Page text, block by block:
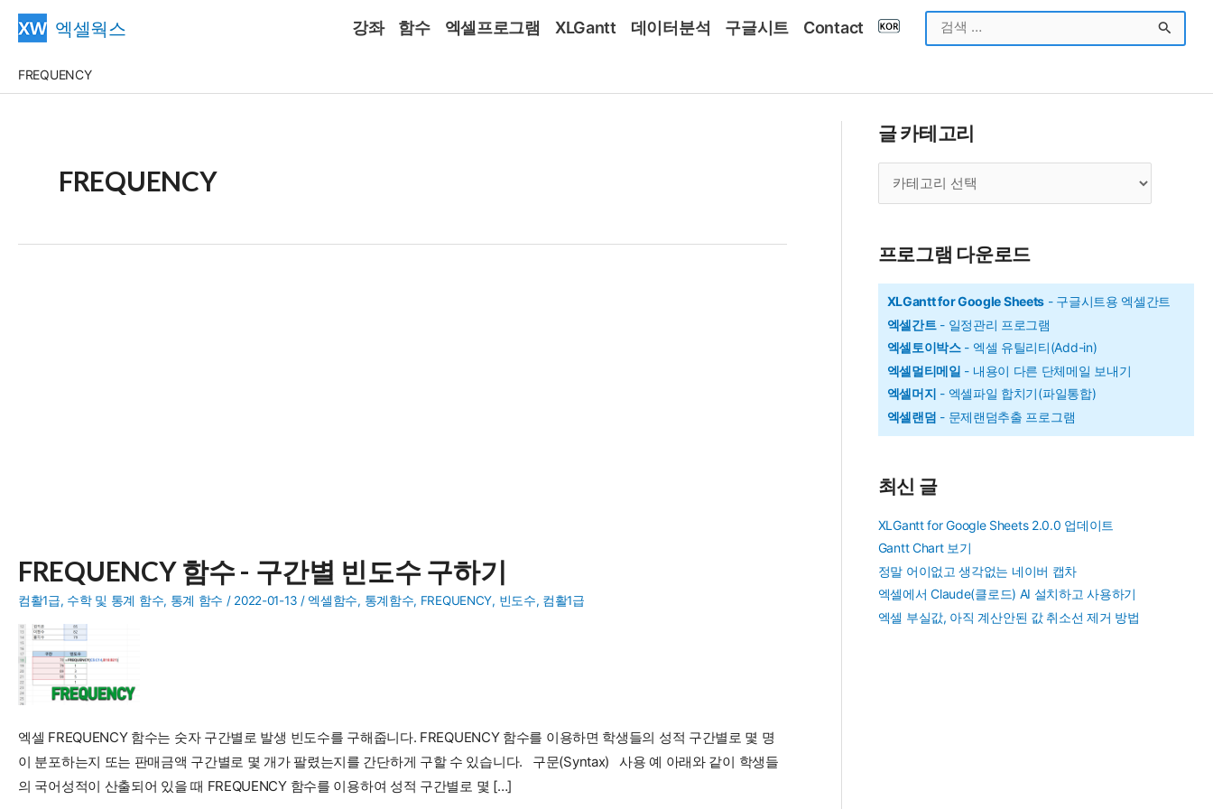
엑셀웍스 강좌 함수 엑셀프로그램 XLGantt 데이터분석 구글시트 Contact
색
상
FREQUENCY
FREQUENCY
FREQUENCY 함수 - 구간별 빈도수 구하기
컴활1급, 수학 및 통계 함수, 통계 함수 / 2022-01-13 / 엑셀함수, 통계함수, FREQUENCY, 빈도수, 컴활1급
엑셀 FREQUENCY 함수는 숫자 구간별로 발생 빈도수를 구해줍니다. FREQUENCY 함수를 이용하면 학생들의 성적 구간별로 몇 명
이 분포하는지 또는 판매금액 구간별로 몇 개가 팔렸는지를 간단하게 구할 수 있습니다. 구문(Syntax) 사용 예 아래와 같이 학생들
의 국어성적이 산출되어 있을 때 FREQUENCY 함수를 이용하여 성적 구간별로 몇 […]
글 카테고리
리
프로그램 다운로드
XLGantt for Google Sheets - 구글시트용 엑셀간트
엑셀간트- 일정관리 프로그램
엑셀토이박스- 엑셀 유틸리티(Add-in)
엑셀멀티메일 - 내용이 다른 단체메일 보내기
엑셀머지 - 엑셀파일 합치기(파일통합)
엑셀랜덤 - 문제랜덤추출 프로그램
최신 글
XLGantt for Google Sheets 2.0.0 업데이트
Gantt Chart 보기
정말 어이없고 생각없는 네이버 캡차
엑셀에서 Claude(클로드) AI 설치하고 사용하기
엑셀 부실값, 아직 계산안된 값 취소선 제거 방법